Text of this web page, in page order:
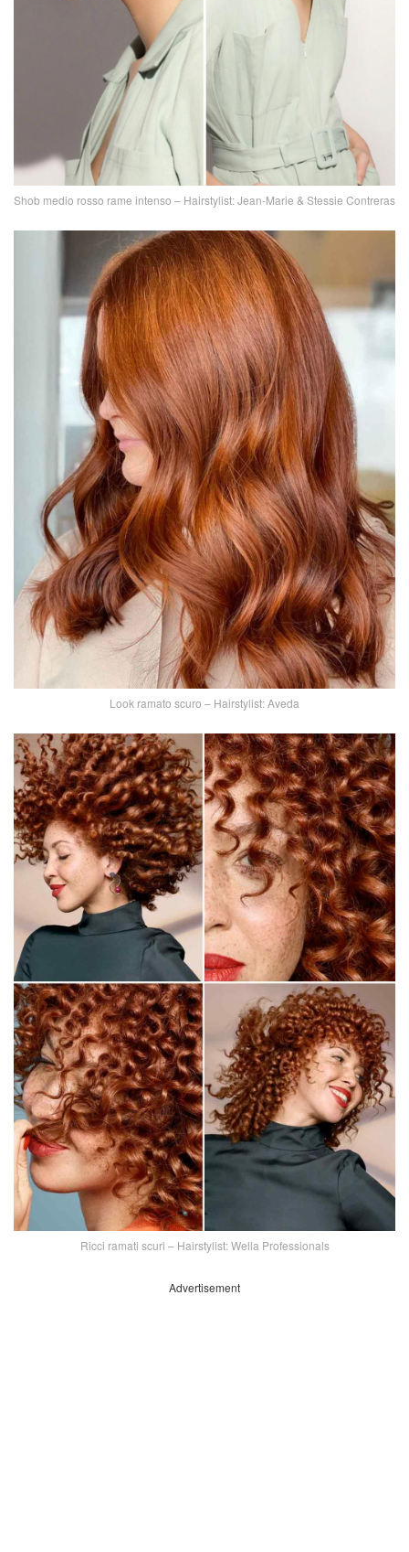
Shob medio rosso rame intenso – Hairstylist: Jean-Marie & Stessie Contreras
Look ramato scuro – Hairstylist: Aveda
Ricci ramati scuri – Hairstylist: Wella Professionals
Advertisement